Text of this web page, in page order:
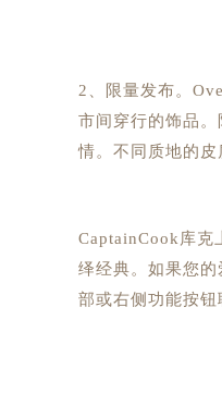
2、限量发布。
市间穿行的饰品
情。不同质地的
CaptainCook库克
绎经典。如果您
部或右侧功能按钮